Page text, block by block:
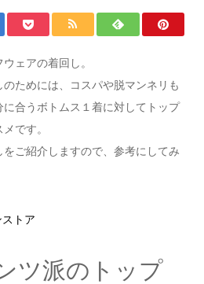
ェアの着回し。
ためには、コスパや脱マンネリも
合うボトムス１着に対してトップ
です。
ご紹介しますので、参考にしてみ
トア
ツ派のトップ